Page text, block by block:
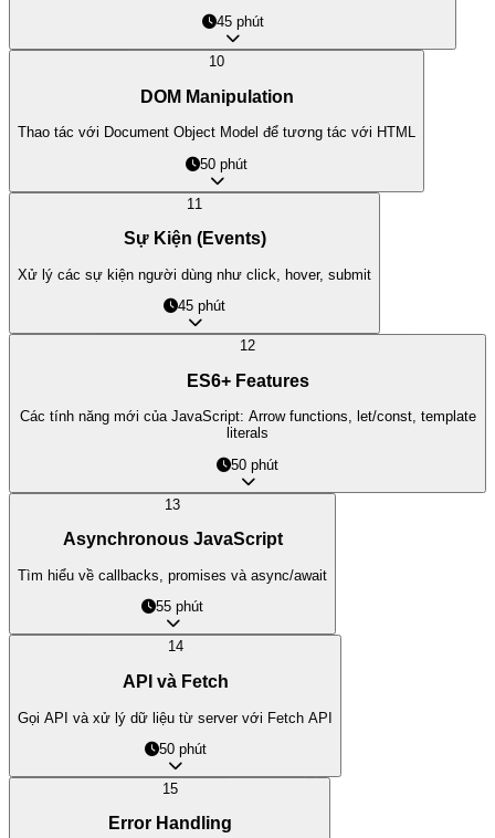
45 phút
10
DOM Manipulation
Thao tác với Document Object Model để tương tác với HTML
50 phút
11
Sự Kiện (Events)
Xử lý các sự kiện người dùng như click, hover, submit
45 phút
12
ES6+ Features
Các tính năng mới của JavaScript: Arrow functions, let/const, template
literals
50 phút
13
Asynchronous JavaScript
Tìm hiểu về callbacks, promises và async/await
55 phút
14
API và Fetch
Gọi API và xử lý dữ liệu từ server với Fetch API
50 phút
15
Error Handling